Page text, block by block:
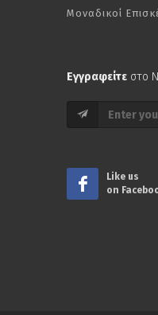
Μοναδικοί
Εγγραφείτε στο
Like us
on